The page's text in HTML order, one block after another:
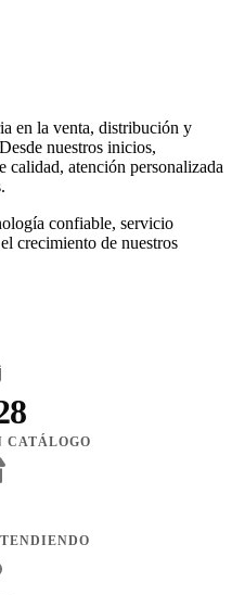
en la venta, distribución y
nuestros inicios,
calidad, atención personalizada
confiable, servicio
crecimiento de nuestros
CATÁLOGO